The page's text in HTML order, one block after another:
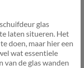
glas
laten situeren. Het
doen, maar hier een
wat essentiele
de glas wanden